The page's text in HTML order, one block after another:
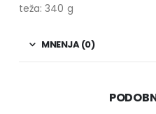
teža: 340 g
MNENJA (0)